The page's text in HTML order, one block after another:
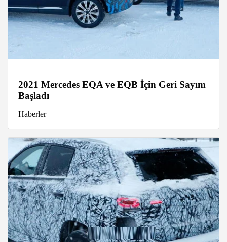
2021 Mercedes EQA ve EQB İçin Geri Sayım
Başladı
Haberler